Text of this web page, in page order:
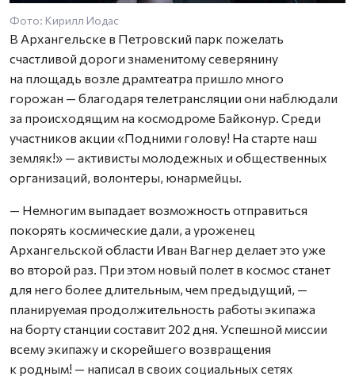
Фото: Кирилл Иодас
В Архангельске в Петровский парк пожелать
счастливой дороги знаменитому северянину
на площадь возле драмтеатра пришло много
горожан — благодаря телетрансляции они наблюдали
за происходящим на космодроме Байконур. Среди
участников акции «Подними голову! На старте наш
земляк!» — активисты молодежных и общественных
организаций, волонтеры, юнармейцы.
— Немногим выпадает возможность отправиться
покорять космические дали, а уроженец
Архангельской области Иван Вагнер делает это уже
во второй раз. При этом новый полет в космос станет
для него более длительным, чем предыдущий, —
планируемая продолжительность работы экипажа
на борту станции составит 202 дня. Успешной миссии
всему экипажу и скорейшего возвращения
к родным! — написал в своих социальных сетях